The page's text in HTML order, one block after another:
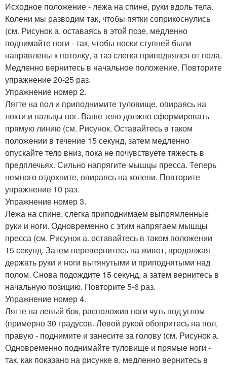
Исходное положение - лежа на спине, руки вдоль тела.
Колени мы разводим так, чтобы пятки соприкоснулись
(см. Рисунок а. оставаясь в этой позе, медленно
поднимайте ноги - так, чтобы носки ступней были
направлены к потолку, а таз слегка приподнялся от пола.
Медленно вернитесь в начальное положение. Повторите
упражнение 20-25 раз.
Упражнение номер 2.
Лягте на пол и приподнимите туловище, опираясь на
локти и пальцы ног. Ваше тело должно сформировать
прямую линию (см. Рисунок. Оставайтесь в таком
положении в течение 15 секунд, затем медленно
опускайте тело вниз, пока не почувствуете тяжесть в
предплечьях. Сильно напрягите мышцы пресса. Теперь
немного отдохните, опираясь на колени. Повторите
упражнение 10 раз.
Упражнение номер 3.
Лежа на спине, слегка приподнимаем выпрямленные
руки и ноги. Одновременно с этим напрягаем мышцы
пресса (см. Рисунок а. оставайтесь в таком положении
15 секунд. Затем перевернитесь на живот, продолжая
держать руки и ноги вытянутыми и приподнятыми над
полом. Снова подождите 15 секунд, а затем вернитесь в
начальную позицию. Повторите 5-6 раз.
Упражнение номер 4.
Лягте на левый бок, расположив ноги чуть под углом
(примерно 30 градусов. Левой рукой обопритесь на пол,
правую - поднимите и занесите за голову (см. Рисунок а.
Одновременно поднимайте туловище и прямые ноги -
так, как показано на рисунке в. медленно вернитесь в